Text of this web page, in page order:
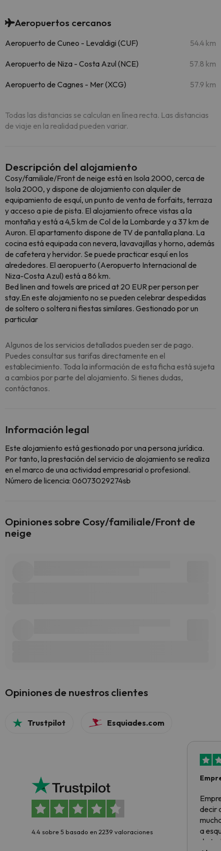
Aeropuertos cercanos
Aeropuerto de Cuneo - Levaldigi (CUF) 54.4 km
Aeropuerto de Niza - Costa Azul (NCE) 57.8 km
Aeropuerto de Cagnes - Mer (XCG) 57.9 km
Todas las distancias se calculan en línea recta. Las distancias
de viaje en la realidad pueden variar.
Descripción del alojamiento
Cosy/familiale/Front de neige está en Isola 2000, cerca de
Isola 2000, y dispone de alojamiento con alquiler de
equipamiento de esquí, un punto de venta de forfaits, terraza
y acceso a pie de pista. El alojamiento ofrece vistas a la
montaña y está a 4,5 km de Col de la Lombarde y a 37 km de
Auron. El apartamento dispone de TV de pantalla plana. La
cocina está equipada con nevera, lavavajillas y horno, además
de cafetera y hervidor. Se puede practicar esquí en los
alrededores. El aeropuerto (Aeropuerto Internacional de
Niza-Costa Azul) está a 86 km.
Bed linen and towels are priced at 20 EUR per person per
stay.En este alojamiento no se pueden celebrar despedidas
de soltero o soltera ni fiestas similares. Gestionado por un
particular
Algunos de los servicios detallados pueden ser de pago.
Puedes consultar sus tarifas directamente en el
establecimiento. Toda la información de esta ficha está sujeta
a cambios por parte del alojamiento. Si tienes dudas,
contáctanos.
Información legal
Este alojamiento está gestionado por una persona jurídica.
Por tanto, la prestación del servicio de alojamiento se realiza
en el marco de una actividad empresarial o profesional.
Número de licencia: 06073029274sb
Opiniones sobre Cosy/familiale/Front de
neige
Opiniones de nuestros clientes
Trustpilot Esquiades.com
4.4 sobre 5 basado en 2239 valoraciones
decir
a
de